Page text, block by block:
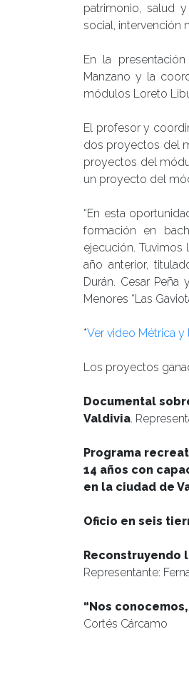
patrimonio, salud
social, intervención
En la
Manzano y la
módulos Loreto
El profesor y
dos proyectos del
proyectos del
un proyecto del
“En esta
formación en
ejecución.
año anterior,
Durán. Cesar
Menores “Las
*Ver video Métrica y
Los proyectos
Documental
Valdivia.
Programa
14 años con
en la ciudad de
Oficio en seis
Reconstruyendo
Representante:
“Nos
Cortés Cárcamo